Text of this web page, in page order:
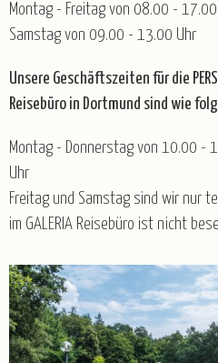
Baltikum Belgien
Österreich
Polen
Tschechien
Montag - Freitag von 08.00 -
Samstag von 09.00 - 13.00 Uhr
Unsere Geschäftszeiten für die
Reisebüro in Dortmund sind wie
Montag - Donnerstag von 10.00 -
Uhr
Freitag und Samstag sind wir nur
im GALERIA Reisebüro ist nicht